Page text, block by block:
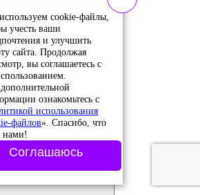
в
в
cookie-файлы,
учесть ваши
и улучшить
сайта. Продолжая
вы соглашаетесь с
ознакомьтесь с
использования
файлов». Спасибо, что
нами!
Соглашаюсь